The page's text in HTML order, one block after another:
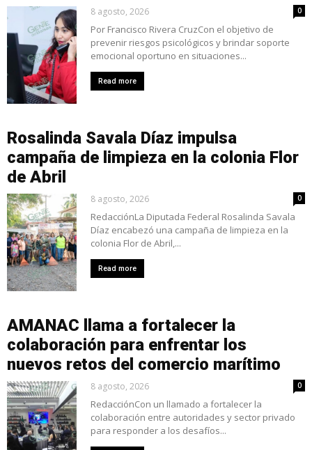
8 agosto, 2026 0
Por Francisco Rivera CruzCon el objetivo de
prevenir riesgos psicológicos y brindar soporte
emocional oportuno en situaciones...
Read more
Rosalinda Savala Díaz impulsa
campaña de limpieza en la colonia Flor
de Abril
8 agosto, 2026 0
RedacciónLa Diputada Federal Rosalinda Savala
Díaz encabezó una campaña de limpieza en la
colonia Flor de Abril,...
Read more
AMANAC llama a fortalecer la
colaboración para enfrentar los
nuevos retos del comercio marítimo
8 agosto, 2026 0
RedacciónCon un llamado a fortalecer la
colaboración entre autoridades y sector privado
para responder a los desafíos...